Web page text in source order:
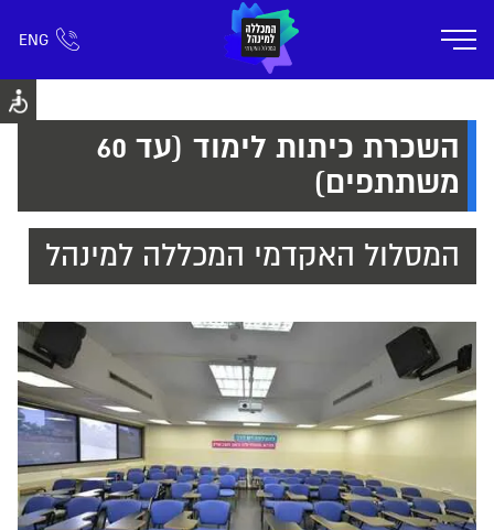
ENG
חפש כל דבר רישום ומידע אזור אישי
אודות תוכניות הלימוד קמפוס דימונה חיי
השכרת כיתות לימוד (עד 60
משתתפים)
המסלול האקדמי המכללה למינהל